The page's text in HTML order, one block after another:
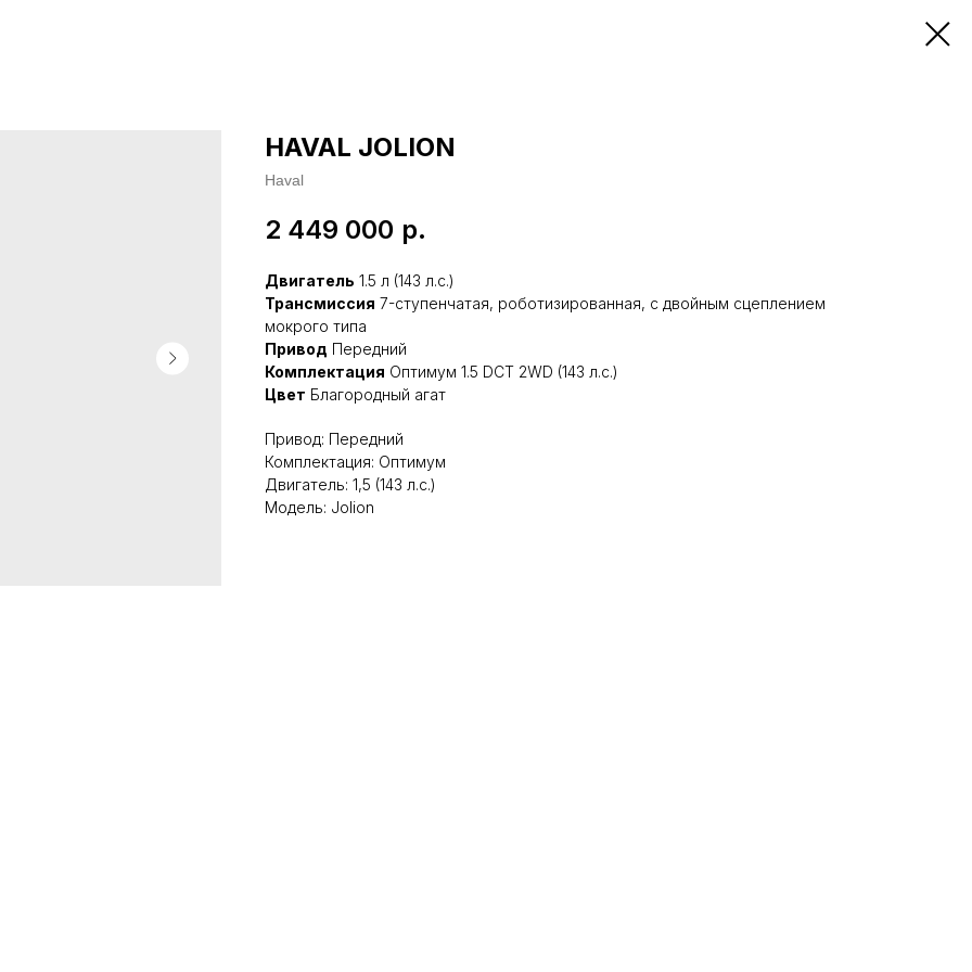
HAVAL JOLION
Haval
2 449 000 р.
Двигатель 1.5 л (143 л.с.)
Трансмиссия 7-ступенчатая, роботизированная, с двойным сцеплением
мокрого типа
Привод Передний
Комплектация Оптимум 1.5 DCT 2WD (143 л.с.)
Цвет Благородный агат
Привод: Передний
Комплектация: Оптимум
Двигатель: 1,5 (143 л.с.)
Модель: Jolion